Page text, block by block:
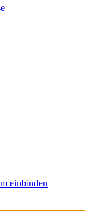
einbinden